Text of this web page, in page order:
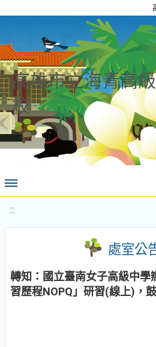
高雄市立海青高
校
:::
處室公
轉知：國立臺南女子高級中學
習歷程NOPQ」研習(線上)，